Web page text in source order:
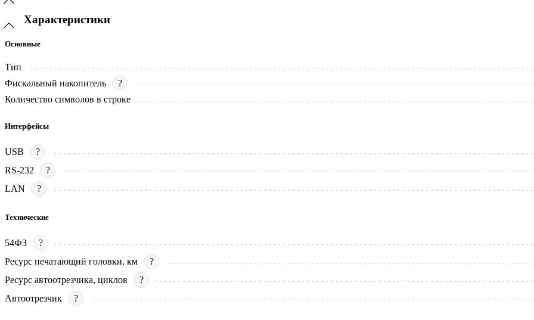
Характеристики
Основные
Тип
Фискальный накопитель
?
Количество символов в строке
Интерфейсы
USB
?
RS-232
?
LAN
?
Технические
54ФЗ
?
Ресурс печатающий головки, км
?
Ресурс автоотрезчика, циклов
?
Автоотрезчик
?